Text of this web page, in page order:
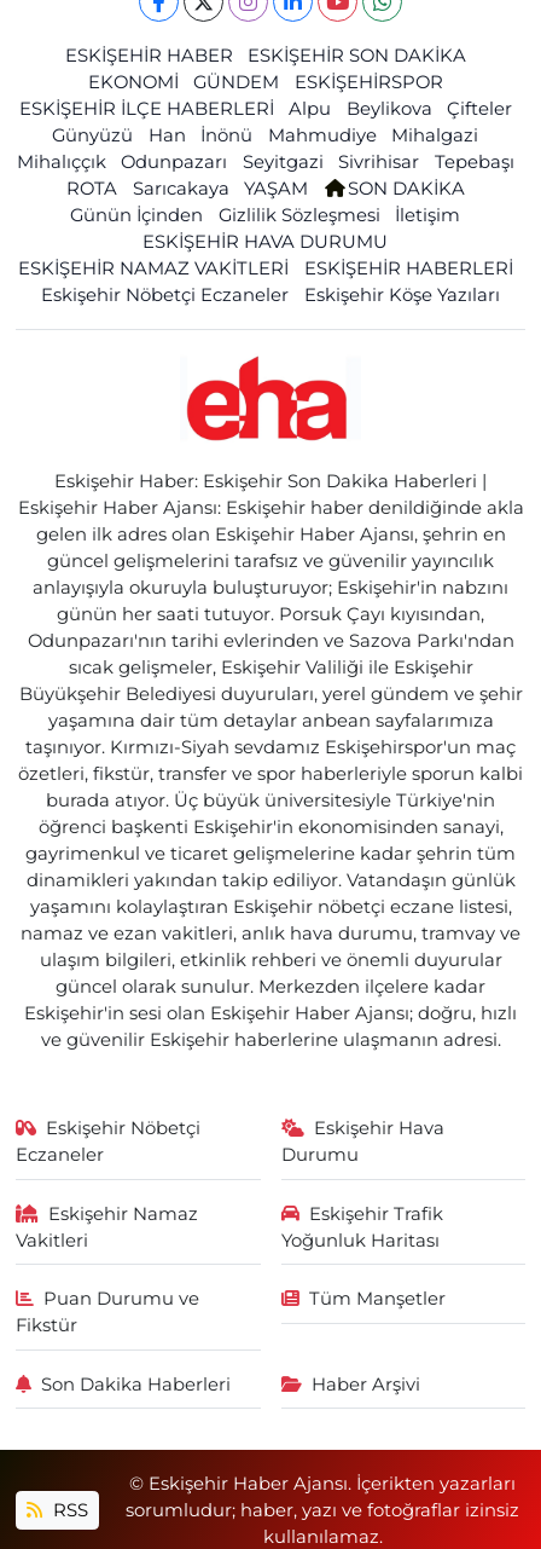
ESKİŞEHİR HABER
ESKİŞEHİR SON DAKİKA
EKONOMİ
GÜNDEM
ESKİŞEHİRSPOR
ESKİŞEHİR İLÇE HABERLERİ
Alpu Beylikova
Çifteler
Günyüzü
Han İnönü Mahmudiye
Mihalgazi
Mihalıççık
Odunpazarı Seyitgazi Sivrihisar
Tepebaşı
ROTA
Sarıcakaya YAŞAM
SON DAKİKA
Günün İçinden
Gizlilik Sözleşmesi
İletişim
ESKİŞEHİR HAVA DURUMU
ESKİŞEHİR NAMAZ VAKİTLERİ
ESKİŞEHİR HABERLERİ
Eskişehir Nöbetçi Eczaneler
Eskişehir Köşe Yazıları
Eskişehir Haber: Eskişehir Son Dakika Haberleri |
Eskişehir Haber Ajansı: Eskişehir haber denildiğinde akla
gelen ilk adres olan Eskişehir Haber Ajansı, şehrin en
güncel gelişmelerini tarafsız ve güvenilir yayıncılık
anlayışıyla okuruyla buluşturuyor; Eskişehir'in nabzını
günün her saati tutuyor. Porsuk Çayı kıyısından,
Odunpazarı'nın tarihi evlerinden ve Sazova Parkı'ndan
sıcak gelişmeler, Eskişehir Valiliği ile Eskişehir
Büyükşehir Belediyesi duyuruları, yerel gündem ve şehir
yaşamına dair tüm detaylar anbean sayfalarımıza
taşınıyor. Kırmızı-Siyah sevdamız Eskişehirspor'un maç
özetleri, fikstür, transfer ve spor haberleriyle sporun kalbi
burada atıyor. Üç büyük üniversitesiyle Türkiye'nin
öğrenci başkenti Eskişehir'in ekonomisinden sanayi,
gayrimenkul ve ticaret gelişmelerine kadar şehrin tüm
dinamikleri yakından takip ediliyor. Vatandaşın günlük
yaşamını kolaylaştıran Eskişehir nöbetçi eczane listesi,
namaz ve ezan vakitleri, anlık hava durumu, tramvay ve
ulaşım bilgileri, etkinlik rehberi ve önemli duyurular
güncel olarak sunulur. Merkezden ilçelere kadar
Eskişehir'in sesi olan Eskişehir Haber Ajansı; doğru, hızlı
ve güvenilir Eskişehir haberlerine ulaşmanın adresi.
Eskişehir Nöbetçi
Eczaneler
Eskişehir Hava
Durumu
Eskişehir Namaz
Vakitleri
Eskişehir Trafik
Yoğunluk Haritası
Puan Durumu ve
Fikstür
Tüm Manşetler
Son Dakika Haberleri Haber Arşivi
RSS
© Eskişehir Haber Ajansı. İçerikten yazarları
sorumludur; haber, yazı ve fotoğraflar izinsiz
kullanılamaz.